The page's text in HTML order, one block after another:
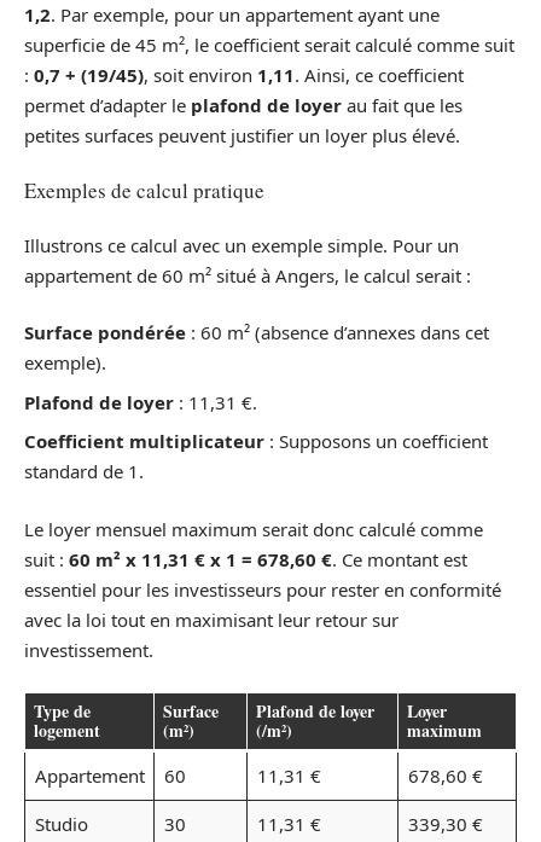
1,2. Par exemple, pour un appartement ayant une
superficie de 45 m², le coefficient serait calculé comme suit
: 0,7 + (19/45), soit environ 1,11. Ainsi, ce coefficient
permet d’adapter le plafond de loyer au fait que les
petites surfaces peuvent justifier un loyer plus élevé.
Exemples de calcul pratique
Illustrons ce calcul avec un exemple simple. Pour un
appartement de 60 m² situé à Angers, le calcul serait :
Surface pondérée : 60 m² (absence d’annexes dans cet
exemple).
Plafond de loyer : 11,31 €.
Coefficient multiplicateur : Supposons un coefficient
standard de 1.
Le loyer mensuel maximum serait donc calculé comme
suit : 60 m² x 11,31 € x 1 = 678,60 €. Ce montant est
essentiel pour les investisseurs pour rester en conformité
avec la loi tout en maximisant leur retour sur
investissement.
Type de
logement
Surface
(m²)
Plafond de loyer
(/m²)
Loyer
maximum
Appartement 60 11,31 €
678,60 €
Studio
30 11,31 €
339,30 €